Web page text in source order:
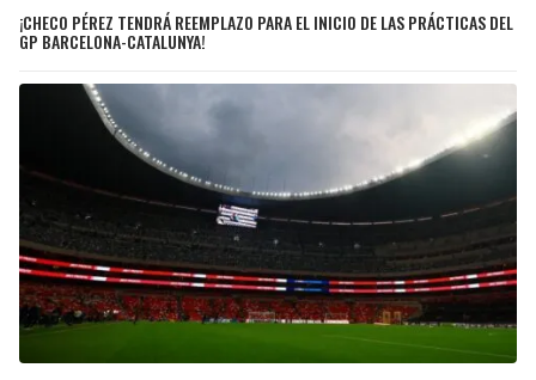
¡CHECO PÉREZ TENDRÁ REEMPLAZO PARA EL INICIO DE LAS PRÁCTICAS DEL
GP BARCELONA-CATALUNYA!